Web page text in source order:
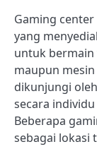
Gaming
yang
untuk bermain
maupun
dikunjungi
secara
Beberapa
sebagai lokasi